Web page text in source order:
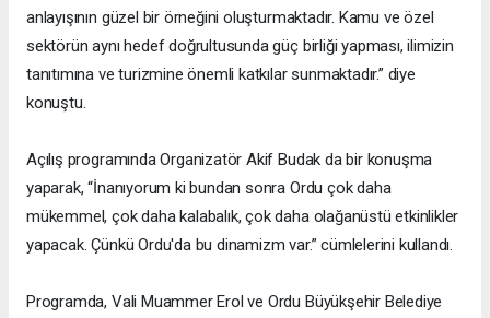
anlayışının güzel bir örneğini oluşturmaktadır. Kamu ve özel
sektörün aynı hedef doğrultusunda güç birliği yapması, ilimizin
tanıtımına ve turizmine önemli katkılar sunmaktadır.” diye
konuştu.
Açılış programında Organizatör Akif Budak da bir konuşma
yaparak, “İnanıyorum ki bundan sonra Ordu çok daha
mükemmel, çok daha kalabalık, çok daha olağanüstü etkinlikler
yapacak. Çünkü Ordu'da bu dinamizm var.” cümlelerini kullandı.
Programda, Vali Muammer Erol ve Ordu Büyükşehir Belediye